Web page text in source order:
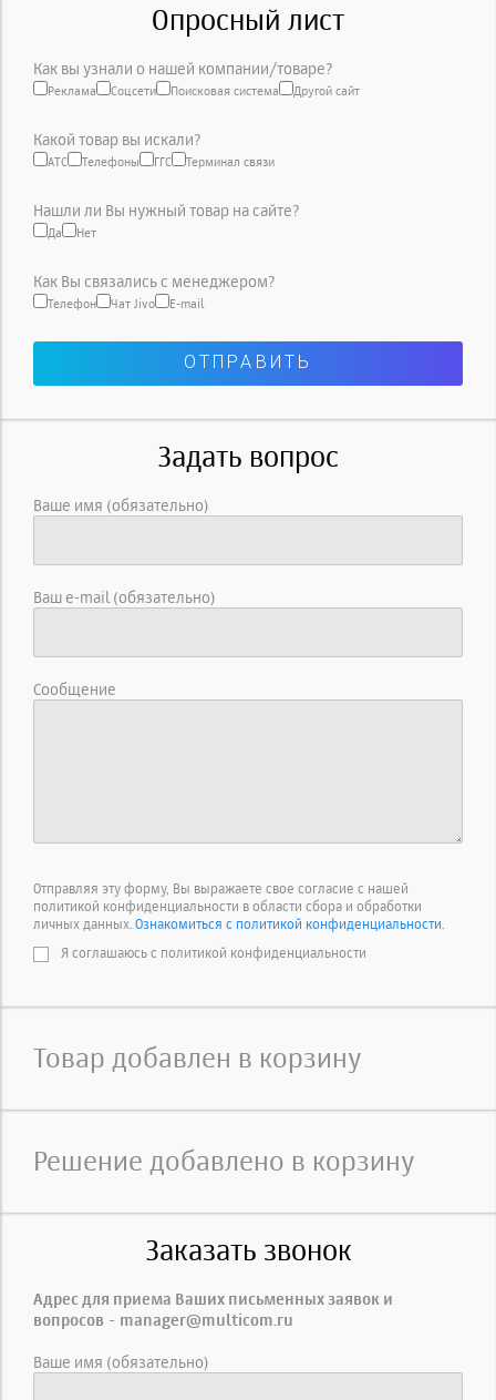
Опросный лист
Как вы узнали о нашей компании/товаре?
Реклама Соцсети Поисковая система Другой сайт
Какой товар вы искали?
АТС Телефоны ГГС Терминал связи
Нашли ли Вы нужный товар на сайте?
Да Нет
Как Вы связались с менеджером?
Телефон Чат Jivo E-mail
Задать вопрос
Ваше имя (обязательно)
Ваш e-mail (обязательно)
Сообщение
Отправляя эту форму, Вы выражаете свое согласие с нашей
политикой конфиденциальности в области сбора и обработки
личных данных. Ознакомиться с политикой конфиденциальности.
Я соглашаюсь с политикой конфиденциальности
Товар добавлен в корзину
Решение добавлено в корзину
Заказать звонок
Адрес для приема Ваших письменных заявок и
вопросов - manager@multicom.ru
Ваше имя (обязательно)